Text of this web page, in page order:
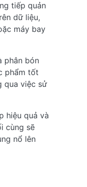
tiếp quản
dữ liệu,
máy bay
phân bón
phẩm tốt
qua việc sử
hiệu quả và
cùng sẽ
nổ lên